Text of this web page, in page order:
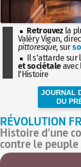
Retrouvez la
Valéry Vigan,
pittoresque, sur
Il s'attarde sur
et sociétaleavec
l'Histoire
JOURNAL
DU
RÉVOLUTION
Histoire d'une
contre le peuple